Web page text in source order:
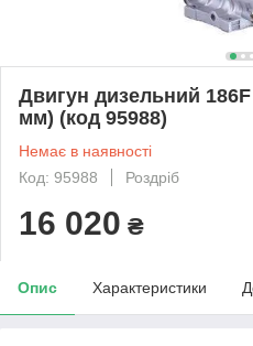
Двигун дизельний
мм) (код 95988)
Немає в наявності
Код: 95988
Роздріб
16 020 ₴
Опис Характеристики